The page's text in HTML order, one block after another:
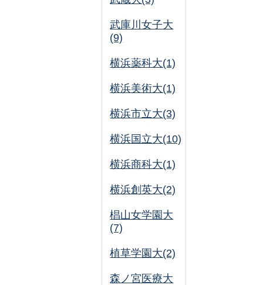
武庫川女子大
(9)
横浜薬科大(1)
横浜美術大(1)
横浜市立大(3)
横浜国立大(10)
横浜商科大(1)
横浜創英大(2)
椙山女学園大
(7)
植草学園大(2)
森ノ宮医療大